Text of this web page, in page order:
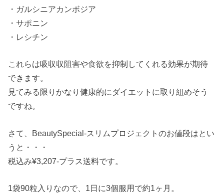
・ガルシニアカンボジア
・サポニン
・レシチン
これらは吸収収阻害や食欲を抑制してくれる効果が期待
できます。
見てみる限りかなり健康的にダイエットに取り組めそう
ですね。
さて、BeautySpecial-スリムプロジェクトのお値段はとい
うと・・・
税込み¥3,207-プラス送料です。
1袋90粒入りなので、1日に3個服用で約1ヶ月。